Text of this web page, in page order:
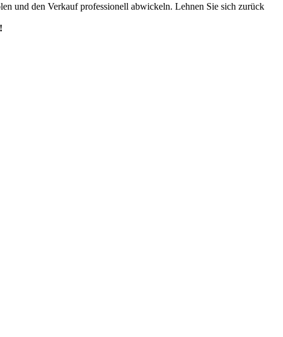
und den Verkauf professionell abwickeln. Lehnen Sie sich zurück